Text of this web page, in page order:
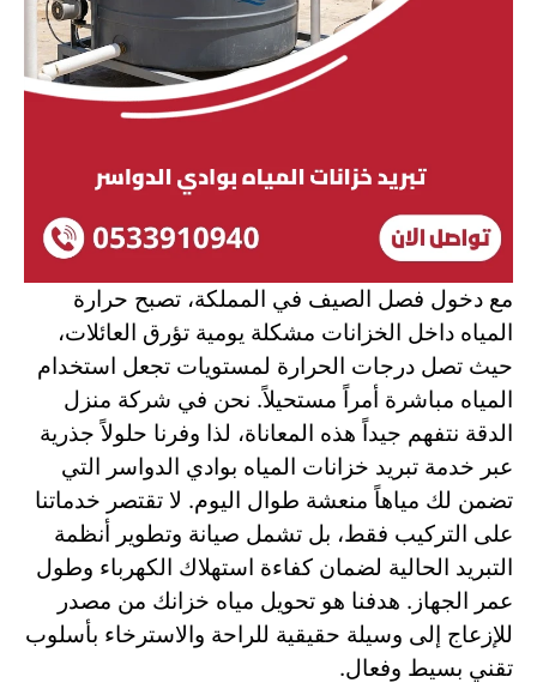
مع دخول فصل الصيف في المملكة، تصبح حرارة
المياه داخل الخزانات مشكلة يومية تؤرق العائلات،
حيث تصل درجات الحرارة لمستويات تجعل استخدام
المياه مباشرة أمراً مستحيلاً. نحن في شركة منزل
الدقة نتفهم جيداً هذه المعاناة، لذا وفرنا حلولاً جذرية
عبر خدمة تبريد خزانات المياه بوادي الدواسر التي
تضمن لك مياهاً منعشة طوال اليوم. لا تقتصر خدماتنا
على التركيب فقط، بل تشمل صيانة وتطوير أنظمة
التبريد الحالية لضمان كفاءة استهلاك الكهرباء وطول
عمر الجهاز. هدفنا هو تحويل مياه خزانك من مصدر
للإزعاج إلى وسيلة حقيقية للراحة والاسترخاء بأسلوب
تقني بسيط وفعال.